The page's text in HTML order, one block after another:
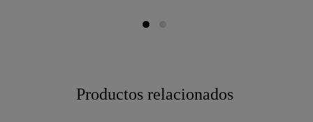
Productos relacionados